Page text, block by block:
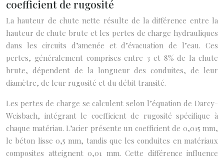
coefficient de rugosité
La hauteur de chute nette résulte de la différence entre la
hauteur de chute brute et les pertes de charge hydrauliques
dans les circuits d’amenée et d’évacuation de l’eau. Ces
pertes, généralement comprises entre 3 et 8% de la chute
brute, dépendent de la longueur des conduites, de leur
diamètre, de leur rugosité et du débit transité.
Les pertes de charge se calculent selon l’équation de Darcy-
Weisbach, intégrant le coefficient de rugosité spécifique à
chaque matériau. L’acier présente un coefficient de 0,015 mm,
le béton lisse 0,5 mm, tandis que les conduites en matériaux
composites atteignent 0,01 mm. Cette différence influence